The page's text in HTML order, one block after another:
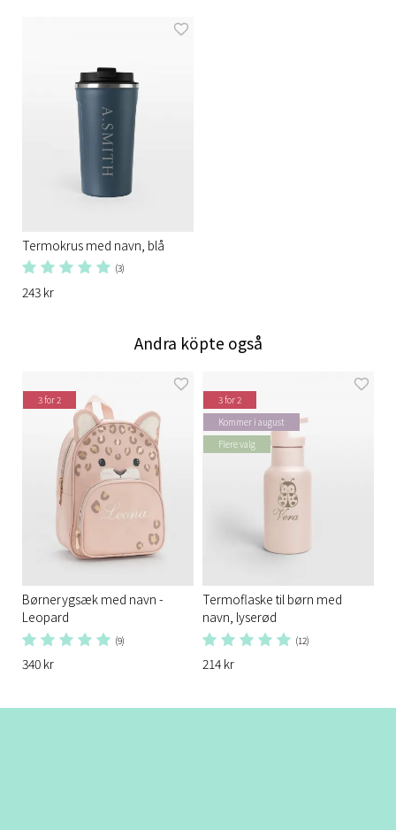
Termokrus med navn, blå
(3)
243 kr
Andra köpte også
3 for 2
Børnerygsæk med navn -
Leopard
(9)
340 kr
3 for 2
Kommer i august
Flere valg
Termoflaske til børn med
navn, lyserød
(12)
214 kr